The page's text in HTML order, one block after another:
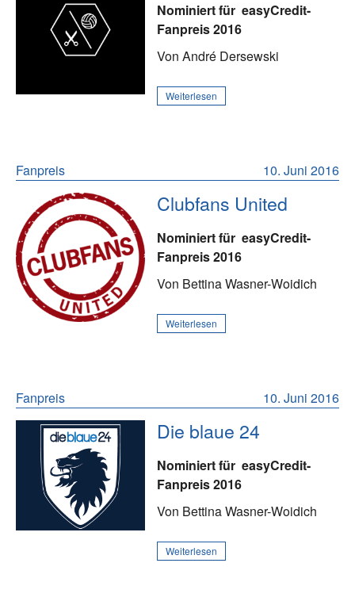
Nominiert für easyCredit-
Fanpreis 2016
Von André Dersewski
Weiterlesen
10. Juni 2016
Fanpreis
Clubfans United
Nominiert für easyCredit-
Fanpreis 2016
Von Bettina Wasner-Woidich
Weiterlesen
10. Juni 2016
Fanpreis
Die blaue 24
Nominiert für easyCredit-
Fanpreis 2016
Von Bettina Wasner-Woidich
Weiterlesen